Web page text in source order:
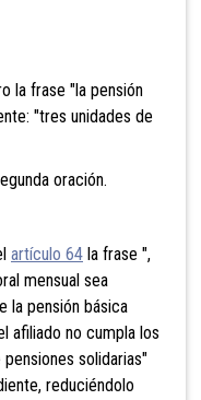
la frase "la pensión
"tres unidades de
oración.
artículo 64 la frase ",
mensual sea
la pensión básica
afiliado no cumpla los
solidarias"
reduciéndolo